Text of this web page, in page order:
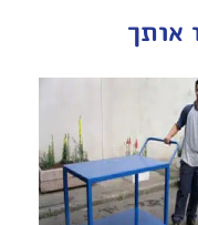
אותך